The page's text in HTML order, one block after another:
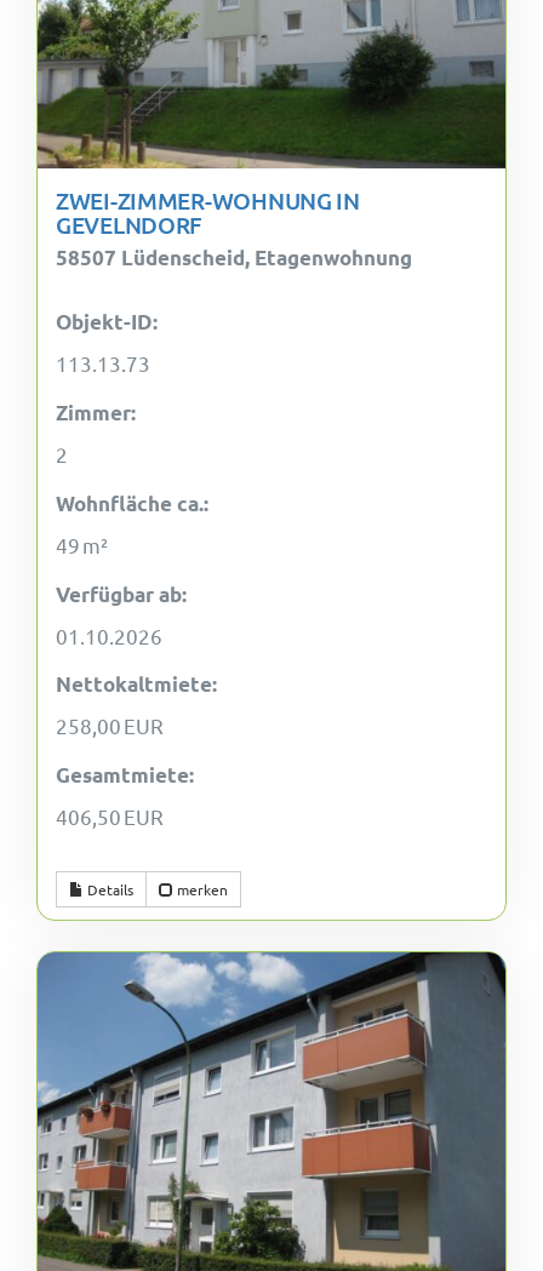
ZWEI-ZIMMER-WOHNUNG IN
GEVELNDORF
58507 Lüdenscheid, Etagenwohnung
Objekt-ID:
113.13.73
Zimmer:
2
Wohnfläche ca.:
49 m²
Verfügbar ab:
01.10.2026
Nettokaltmiete:
258,00 EUR
Gesamtmiete:
406,50 EUR
Details merken